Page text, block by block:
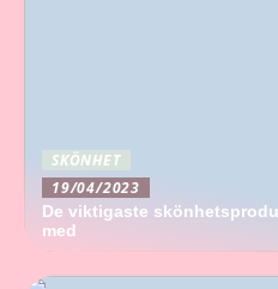
SKÖNHET
19/04/2023
De viktigaste
med